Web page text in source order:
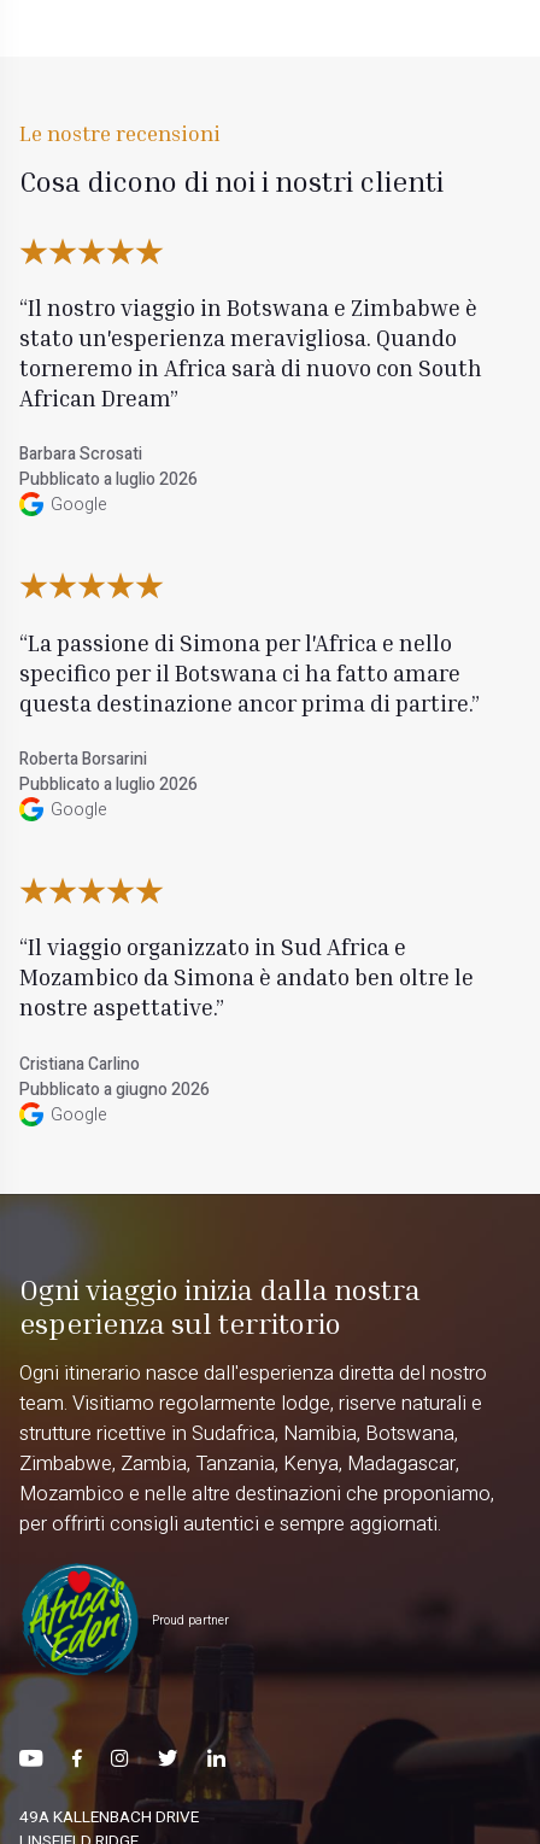
Le nostre recensioni
Cosa dicono di noi i nostri clienti
Il nostro viaggio in Botswana e Zimbabwe è
stato un'esperienza meravigliosa. Quando
torneremo in Africa sarà di nuovo con South
African Dream
Barbara Scrosati
Pubblicato a luglio 2026
Google
La passione di Simona per l'Africa e nello
specifico per il Botswana ci ha fatto amare
questa destinazione ancor prima di partire.
Roberta Borsarini
Pubblicato a luglio 2026
Google
Il viaggio organizzato in Sud Africa e
Mozambico da Simona è andato ben oltre le
nostre aspettative.
Cristiana Carlino
Pubblicato a giugno 2026
Google
Ogni viaggio inizia dalla nostra
esperienza sul territorio
Ogni itinerario nasce dall'esperienza diretta del nostro
team. Visitiamo regolarmente lodge, riserve naturali e
strutture ricettive in Sudafrica, Namibia, Botswana,
Zimbabwe, Zambia, Tanzania, Kenya, Madagascar,
Mozambico e nelle altre destinazioni che proponiamo,
per offrirti consigli autentici e sempre aggiornati.
Proud partner
49A KALLENBACH DRIVE